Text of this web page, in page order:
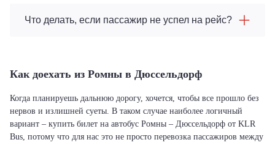
Что делать, если пассажир не успел на рейс?
Как доехать из Ромны в Дюссельдорф
Когда планируешь дальнюю дорогу, хочется, чтобы все прошло без
нервов и излишней суеты. В таком случае наиболее логичный
вариант – купить билет на автобус Ромны – Дюссельдорф от KLR
Bus, потому что для нас это не просто перевозка пассажиров между